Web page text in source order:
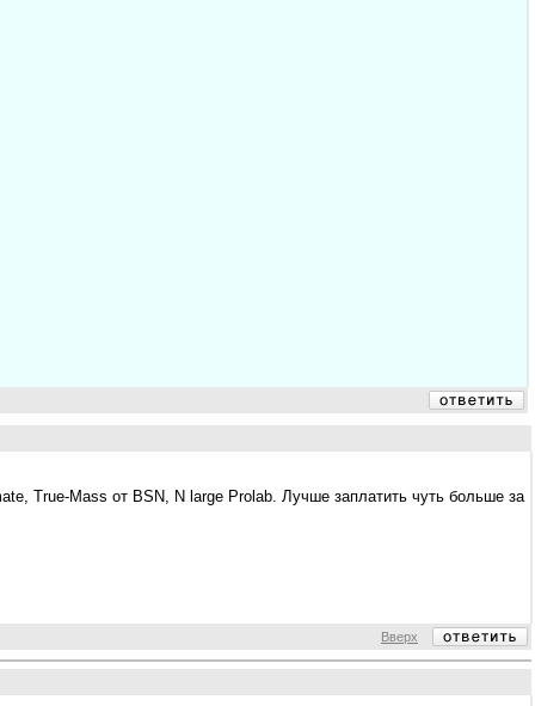
True-Mass от BSN, N large Prolab. Лучше заплатить чуть больше за
Вверх